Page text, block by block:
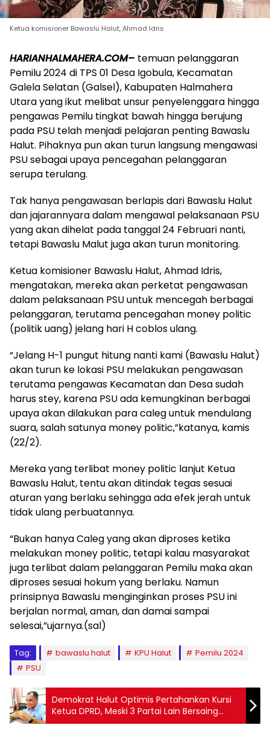
Ketua komisioner Bawaslu Halut, Ahmad Idris
HARIANHALMAHERA.COM– temuan pelanggaran
Pemilu 2024 di TPS 01 Desa Igobula, Kecamatan
Galela Selatan (Galsel), Kabupaten Halmahera
Utara yang ikut melibat unsur penyelenggara hingga
pengawas Pemilu tingkat bawah hingga berujung
pada PSU telah menjadi pelajaran penting Bawaslu
Halut. Pihaknya pun akan turun langsung mengawasi
PSU sebagai upaya pencegahan pelanggaran
serupa terulang.
Tak hanya pengawasan berlapis dari Bawaslu Halut
dan jajarannyara dalam mengawal pelaksanaan PSU
yang akan dihelat pada tanggal 24 Februari nanti,
tetapi Bawaslu Malut juga akan turun monitoring.
Ketua komisioner Bawaslu Halut, Ahmad Idris,
mengatakan, mereka akan perketat pengawasan
dalam pelaksanaan PSU untuk mencegah berbagai
pelanggaran, terutama pencegahan money politic
(politik uang) jelang hari H coblos ulang.
“Jelang H-1 pungut hitung nanti kami (Bawaslu Halut)
akan turun ke lokasi PSU melakukan pengawasan
terutama pengawas Kecamatan dan Desa sudah
harus stey, karena PSU ada kemungkinan berbagai
upaya akan dilakukan para caleg untuk mendulang
suara, salah satunya money politic,”katanya, kamis
(22/2).
Mereka yang terlibat money politic lanjut Ketua
Bawaslu Halut, tentu akan ditindak tegas sesuai
aturan yang berlaku sehingga ada efek jerah untuk
tidak ulang perbuatannya.
“Bukan hanya Caleg yang akan diproses ketika
melakukan money politic, tetapi kalau masyarakat
juga terlibat dalam pelanggaran Pemilu maka akan
diproses sesuai hokum yang berlaku. Namun
prinsipnya Bawaslu menginginkan proses PSU ini
berjalan normal, aman, dan damai sampai
selesai,”ujarnya.(sal)
Tag: bawaslu halut KPU Halut
Pemilu 2024
PSU
Demokrat Halut Optimis Pertahankan Kursi
Ketua DPRD, Meski 3 Partai Lain Bersaing
Ketat